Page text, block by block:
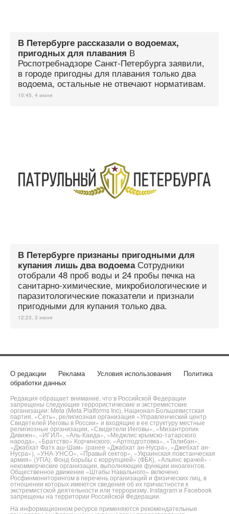
В Петербурге рассказали о водоемах,
пригодных для плавания В
Роспотребнадзоре Санкт-Петербурга заявили,
в городе пригодны для плавания только два
водоема, остальные не отвечают нормативам.
10:45, 4 июня
В Петербурге признаны пригодными для
купания лишь два водоема Сотрудники
отобрали 48 проб воды и 24 пробы печка на
санитарно-химические, микробиологические и
паразитологические показатели и признали
пригодными для купания только два.
12:23, 3 июня
О редакции Реклама Условия использования
Политика
обработки данных
Редакция обращает внимание, что в Российской Федерации
запрещены следующие террористические и экстремистские
организации: Meta (Meta Platforms Inc), Национал-Большевистская
партия, «Сеть», религиозная организация «Управленческий центр
Свидетелей Иеговы в России» и входящие в ее структуру местные
религиозные организации, «Свидетели Иеговы», «Мизантропик
Дивижн», «ИГИЛ», «Аль-Каида», «Меджлис крымско-татарского
народа», «Братство» Корчинского, «Артподготовка», «Талибан»,
«Джабхат Фатх аш-Шам» (ранее «Джабхат ан-Нусра», «Джебхат ан-
Нусра»), «УНА-УНСО», «Правый сектор», «Украинская повстанческая
армия» (УПА). Фонд борьбы с коррупцией» (ФБК), «Альянс врачей» -
некоммерческие организации, выполняющие функции иноагентов.
Общественное движение «Штабы Навального» включено
Росфинмониторингом в перечень организаций и физических лиц, в
отношении которых имеются сведения об их причастности к
экстремистской деятельности или терроризму. Instagram и Facebook
запрещены на территории Российской Федерации.
На информационном ресурсе применяются рекомендательные